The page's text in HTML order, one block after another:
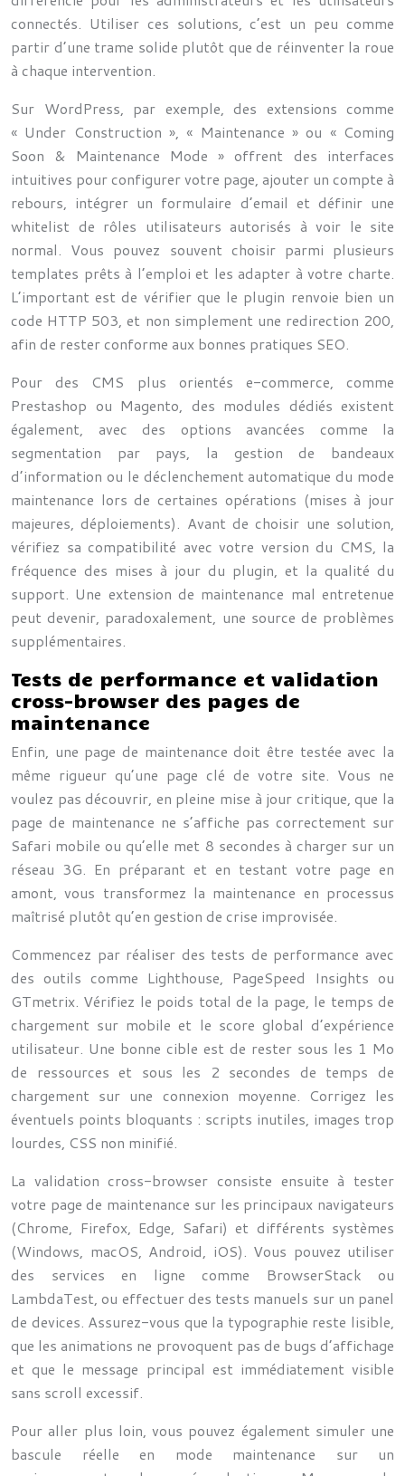
connectés. Utiliser ces solutions, c’est un peu comme
partir d’une trame solide plutôt que de réinventer la roue
à chaque intervention.
Sur WordPress, par exemple, des extensions comme
« Under Construction », « Maintenance » ou « Coming
Soon & Maintenance Mode » offrent des interfaces
intuitives pour configurer votre page, ajouter un compte à
rebours, intégrer un formulaire d’email et définir une
whitelist de rôles utilisateurs autorisés à voir le site
normal. Vous pouvez souvent choisir parmi plusieurs
templates prêts à l’emploi et les adapter à votre charte.
L’important est de vérifier que le plugin renvoie bien un
code HTTP 503, et non simplement une redirection 200,
afin de rester conforme aux bonnes pratiques SEO.
Pour des CMS plus orientés e-commerce, comme
Prestashop ou Magento, des modules dédiés existent
également, avec des options avancées comme la
segmentation par pays, la gestion de bandeaux
d’information ou le déclenchement automatique du mode
maintenance lors de certaines opérations (mises à jour
majeures, déploiements). Avant de choisir une solution,
vérifiez sa compatibilité avec votre version du CMS, la
fréquence des mises à jour du plugin, et la qualité du
support. Une extension de maintenance mal entretenue
peut devenir, paradoxalement, une source de problèmes
supplémentaires.
Tests de performance et validation
cross-browser des pages de
maintenance
Enfin, une page de maintenance doit être testée avec la
même rigueur qu’une page clé de votre site. Vous ne
voulez pas découvrir, en pleine mise à jour critique, que la
page de maintenance ne s’affiche pas correctement sur
Safari mobile ou qu’elle met 8 secondes à charger sur un
réseau 3G. En préparant et en testant votre page en
amont, vous transformez la maintenance en processus
maîtrisé plutôt qu’en gestion de crise improvisée.
Commencez par réaliser des tests de performance avec
des outils comme Lighthouse, PageSpeed Insights ou
GTmetrix. Vérifiez le poids total de la page, le temps de
chargement sur mobile et le score global d’expérience
utilisateur. Une bonne cible est de rester sous les 1 Mo
de ressources et sous les 2 secondes de temps de
chargement sur une connexion moyenne. Corrigez les
éventuels points bloquants : scripts inutiles, images trop
lourdes, CSS non minifié.
La validation cross-browser consiste ensuite à tester
votre page de maintenance sur les principaux navigateurs
(Chrome, Firefox, Edge, Safari) et différents systèmes
(Windows, macOS, Android, iOS). Vous pouvez utiliser
des services en ligne comme BrowserStack ou
LambdaTest, ou effectuer des tests manuels sur un panel
de devices. Assurez-vous que la typographie reste lisible,
que les animations ne provoquent pas de bugs d’affichage
et que le message principal est immédiatement visible
sans scroll excessif.
Pour aller plus loin, vous pouvez également simuler une
bascule réelle en mode maintenance sur un